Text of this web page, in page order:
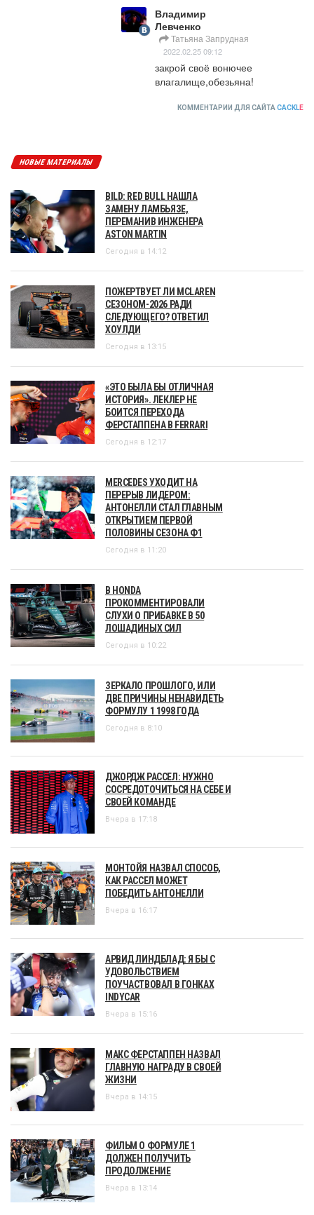
Владимир
Левченко
Татьяна Запрудная
2022.02.25 09:12
закрой своё вонючее
влагалище,обезьяна!
КОММЕНТАРИИ ДЛЯ САЙТА CACKLE
НОВЫЕ МАТЕРИАЛЫ
BILD: RED BULL НАШЛА
ЗАМЕНУ ЛАМБЬЯЗЕ,
ПЕРЕМАНИВ ИНЖЕНЕРА
ASTON MARTIN
Сегодня в 14:12
ПОЖЕРТВУЕТ ЛИ MCLAREN
СЕЗОНОМ-2026 РАДИ
СЛЕДУЮЩЕГО? ОТВЕТИЛ
ХОУЛДИ
Сегодня в 13:15
«ЭТО БЫЛА БЫ ОТЛИЧНАЯ
ИСТОРИЯ». ЛЕКЛЕР НЕ
БОИТСЯ ПЕРЕХОДА
ФЕРСТАППЕНА В FERRARI
Сегодня в 12:17
MERCEDES УХОДИТ НА
ПЕРЕРЫВ ЛИДЕРОМ:
АНТОНЕЛЛИ СТАЛ ГЛАВНЫМ
ОТКРЫТИЕМ ПЕРВОЙ
ПОЛОВИНЫ СЕЗОНА Ф1
Сегодня в 11:20
В HONDA
ПРОКОММЕНТИРОВАЛИ
СЛУХИ О ПРИБАВКЕ В 50
ЛОШАДИНЫХ СИЛ
Сегодня в 10:22
ЗЕРКАЛО ПРОШЛОГО, ИЛИ
ДВЕ ПРИЧИНЫ НЕНАВИДЕТЬ
ФОРМУЛУ 1 1998 ГОДА
Сегодня в 8:10
ДЖОРДЖ РАССЕЛ: НУЖНО
СОСРЕДОТОЧИТЬСЯ НА СЕБЕ И
СВОЕЙ КОМАНДЕ
Вчера в 17:18
МОНТОЙЯ НАЗВАЛ СПОСОБ,
КАК РАССЕЛ МОЖЕТ
ПОБЕДИТЬ АНТОНЕЛЛИ
Вчера в 16:17
АРВИД ЛИНДБЛАД: Я БЫ С
УДОВОЛЬСТВИЕМ
ПОУЧАСТВОВАЛ В ГОНКАХ
INDYCAR
Вчера в 15:16
МАКС ФЕРСТАППЕН НАЗВАЛ
ГЛАВНУЮ НАГРАДУ В СВОЕЙ
ЖИЗНИ
Вчера в 14:15
ФИЛЬМ О ФОРМУЛЕ 1
ДОЛЖЕН ПОЛУЧИТЬ
ПРОДОЛЖЕНИЕ
Вчера в 13:14